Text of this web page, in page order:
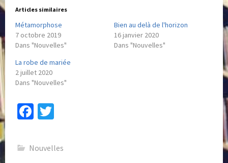
Articles similaires
Métamorphose
7 octobre 2019
Dans "Nouvelles"
Bien au delà de l'horizon
16 janvier 2020
Dans "Nouvelles"
La robe de mariée
2 juillet 2020
Dans "Nouvelles"
Fa
b tt
Nouvelles